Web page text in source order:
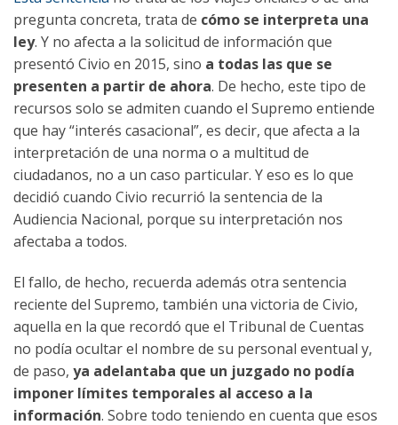
pregunta concreta, trata de cómo se interpreta una
ley. Y no afecta a la solicitud de información que
presentó Civio en 2015, sino a todas las que se
presenten a partir de ahora. De hecho, este tipo de
recursos solo se admiten cuando el Supremo entiende
que hay “interés casacional”, es decir, que afecta a la
interpretación de una norma o a multitud de
ciudadanos, no a un caso particular. Y eso es lo que
decidió cuando Civio recurrió la sentencia de la
Audiencia Nacional, porque su interpretación nos
afectaba a todos.
El fallo, de hecho, recuerda además otra sentencia
reciente del Supremo, también una victoria de Civio,
aquella en la que recordó que el Tribunal de Cuentas
no podía ocultar el nombre de su personal eventual y,
de paso, ya adelantaba que un juzgado no podía
imponer límites temporales al acceso a la
información. Sobre todo teniendo en cuenta que esos